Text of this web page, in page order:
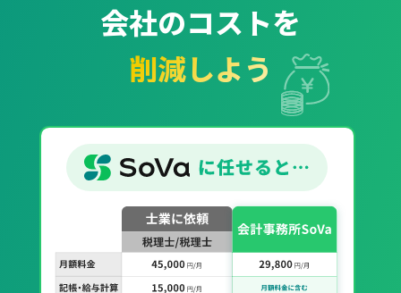
会社のコストを
削減しよう